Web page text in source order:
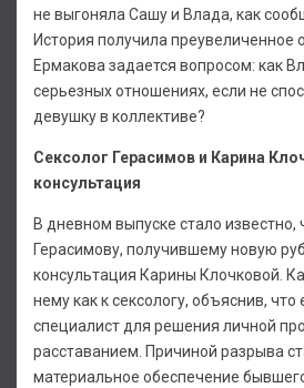
не выгоняла Сашу и Влада, как
История получила преувеличенное
Ермакова задается вопросом: как
серьезных отношениях, если не
девушку в коллективе?
Сексолог Герасимов и Карина
консультация
В дневном выпуске стало известно,
Герасимову, получившему новую
консультация Карины Клочковой.
нему как к сексологу, объяснив, что
специалист для решения личной
расставанием. Причиной разрыва
материальное обеспечение